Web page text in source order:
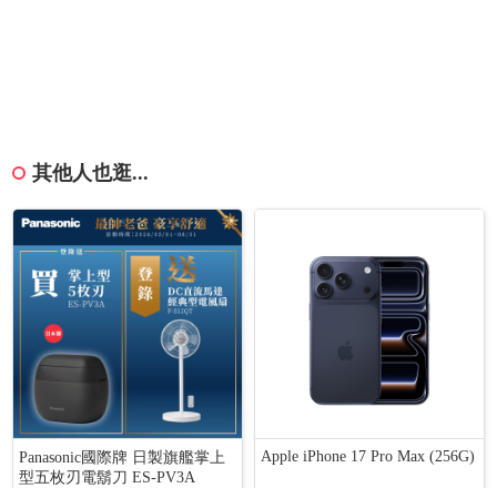
其他人也逛...
Panasonic國際牌 日製旗艦掌上
型五枚刃電鬍刀 ES-PV3A
Apple iPhone 17 Pro Max (256G)